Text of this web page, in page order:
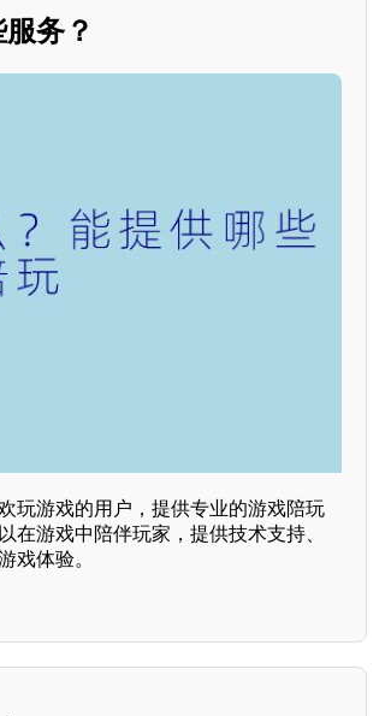
务？
玩游戏的用户，提供专业的游戏陪玩
在游戏中陪伴玩家，提供技术支持、
戏体验。